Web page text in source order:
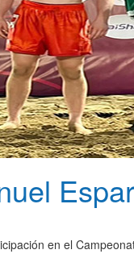
en el